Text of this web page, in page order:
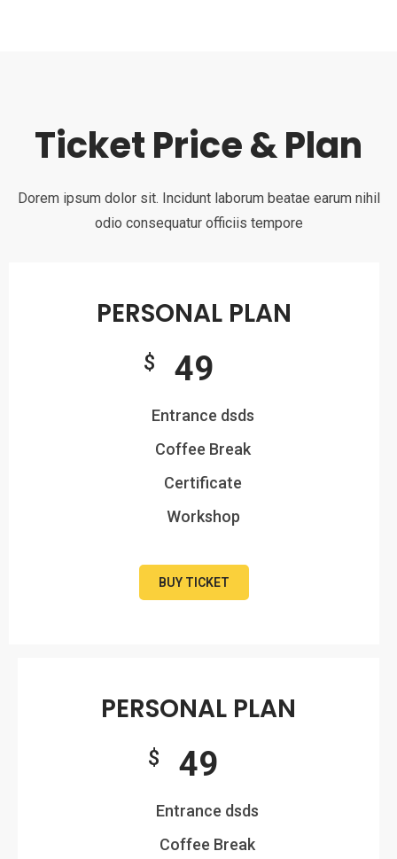
Ticket Price & Plan
Dorem ipsum dolor sit. Incidunt laborum beatae earum nihil
odio consequatur officiis tempore
PERSONAL PLAN
49
$
Entrance dsds
Coffee Break
Certificate
Workshop
BUY TICKET
PERSONAL PLAN
49
$
Entrance dsds
Coffee Break